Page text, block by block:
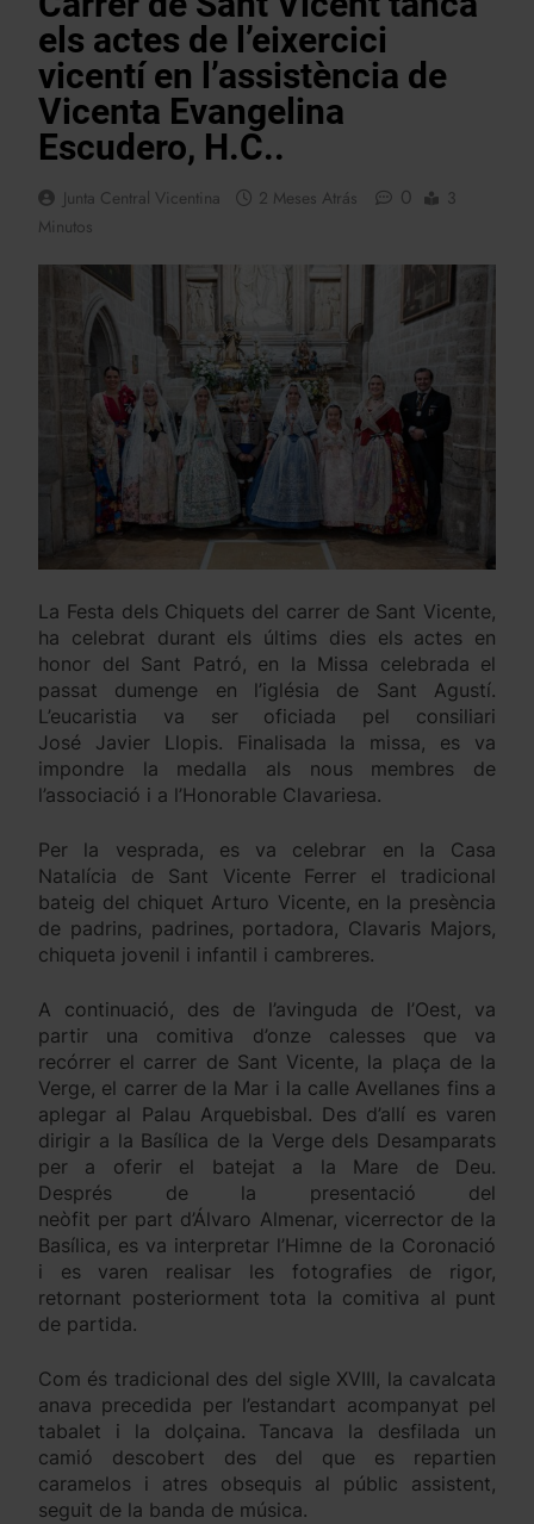
els actes de l’eixercici
vicentí en l’assistència de
Vicenta Evangelina
Escudero, H.C..
Junta Central Vicentina 2 Meses Atrás 0
3
Minutos
La Festa dels Chiquets del carrer de Sant Vicente,
ha celebrat durant els últims dies els actes en
honor del Sant Patró, en la Missa celebrada el
passat dumenge en l’iglésia de Sant Agustí.
L’eucaristia va ser oficiada pel consiliari
José Javier Llopis. Finalisada la missa, es va
impondre la medalla als nous membres de
l’associació i a l’Honorable Clavariesa.
Per la vesprada, es va celebrar en la Casa
Natalícia de Sant Vicente Ferrer el tradicional
bateig del chiquet Arturo Vicente, en la presència
de padrins, padrines, portadora, Clavaris Majors,
chiqueta jovenil i infantil i cambreres.
A continuació, des de l’avinguda de l’Oest, va
partir una comitiva d’onze calesses que va
recórrer el carrer de Sant Vicente, la plaça de la
Verge, el carrer de la Mar i la calle Avellanes fins a
aplegar al Palau Arquebisbal. Des d’allí es varen
dirigir a la Basílica de la Verge dels Desamparats
per a oferir el batejat a la Mare de Deu.
Després de la presentació del
neòfit per part d’Álvaro Almenar, vicerrector de la
Basílica, es va interpretar l’Himne de la Coronació
i es varen realisar les fotografies de rigor,
retornant posteriorment tota la comitiva al punt
de partida.
Com és tradicional des del sigle XVIII, la cavalcata
anava precedida per l’estandart acompanyat pel
tabalet i la dolçaina. Tancava la desfilada un
camió descobert des del que es repartien
caramelos i atres obsequis al públic assistent,
seguit de la banda de música.